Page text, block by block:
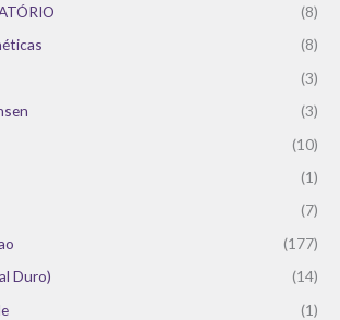
(8)
(8)
(3)
(3)
(10)
(1)
(7)
(177)
Duro)
(14)
(1)